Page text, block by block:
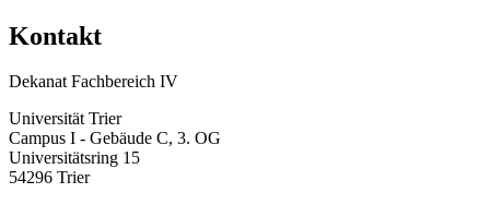
Kontakt
Dekanat Fachbereich IV
Universität Trier
Campus I - Gebäude C, 3. OG
Universitätsring 15
54296 Trier